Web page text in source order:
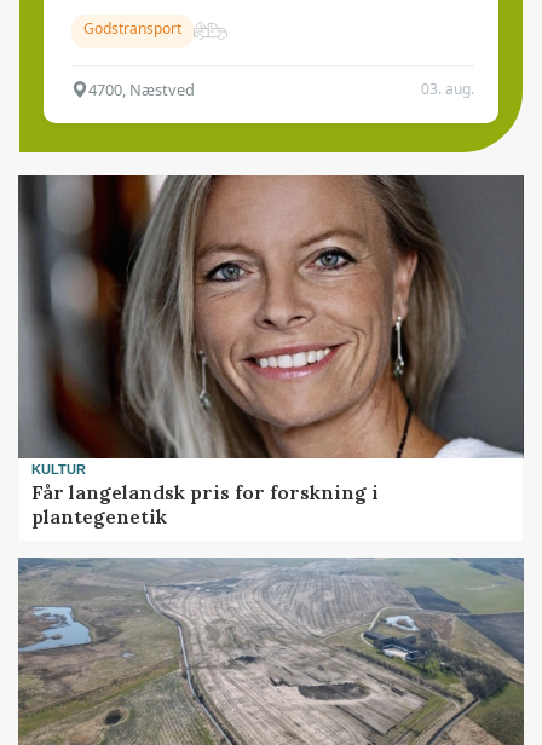
Godstransport
4700, Næstved 03. aug.
KULTUR
Får langelandsk pris for forskning i
plantegenetik